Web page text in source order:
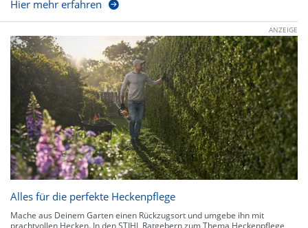
Hier mehr erfahren
ANZEIGE
Alles für die perfekte Heckenpflege
Mache aus Deinem Garten einen Rückzugsort und umgebe ihn mit